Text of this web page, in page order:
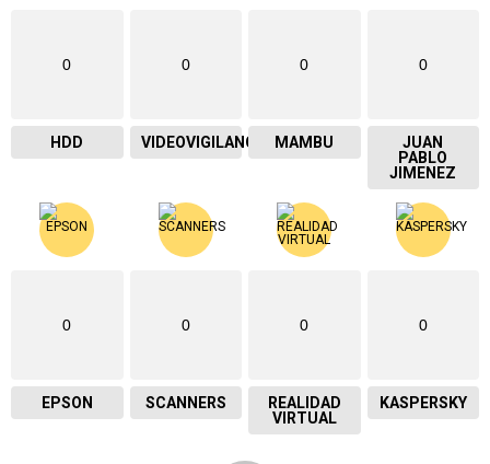
0
HDD
0
VIDEOVIGILANCIA
0
MAMBU
0
JUAN
PABLO
JIMENEZ
0
EPSON
0
SCANNERS
0
REALIDAD
VIRTUAL
0
KASPERSKY